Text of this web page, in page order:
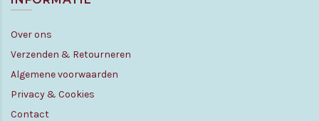
Over ons
Verzenden & Retourneren
Algemene voorwaarden
Privacy & Cookies
Contact